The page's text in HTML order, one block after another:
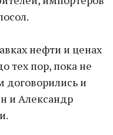
нефти и ценах
тех пор, пока не
договорились и
и Александр